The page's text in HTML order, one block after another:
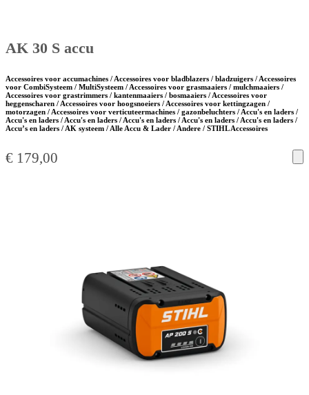
AK 30 S accu
Accessoires voor accumachines / Accessoires voor bladblazers / bladzuigers / Accessoires
voor CombiSysteem / MultiSysteem / Accessoires voor grasmaaiers / mulchmaaiers /
Accessoires voor grastrimmers / kantenmaaiers / bosmaaiers / Accessoires voor
heggenscharen / Accessoires voor hoogsnoeiers / Accessoires voor kettingzagen /
motorzagen / Accessoires voor verticuteermachines / gazonbeluchters / Accu's en laders /
Accu's en laders / Accu's en laders / Accu's en laders / Accu's en laders / Accu's en laders /
Accu’s en laders / AK systeem / Alle Accu & Lader / Andere / STIHL Accessoires
€ 179,00